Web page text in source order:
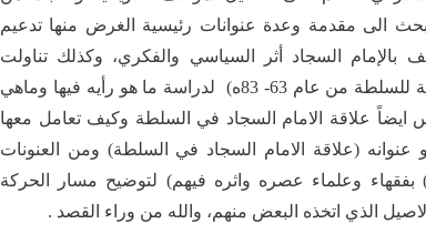
الى مقدمة وعدة عنوانات رئيسية الغرض منها تدعيم
بالإمام السجاد أثر السياسي والفكري، وكذلك تناولت
العنوانات (موقف الامام السجاد من الحركات المعارضة للسلطة من عام 63- 83ه) لدراسة ما هو رأيه فيها وماهي
ايضاً علاقة الامام السجاد في السلطة وكيف تعامل معها
(علاقة الامام السجاد في السلطة) ومن العنونات
) بفقهاء وعلماء عصره واثره فيهم) لتوضيح مسار الحركة
الذي اتخذه البعض منهم، والله من وراء القصد .